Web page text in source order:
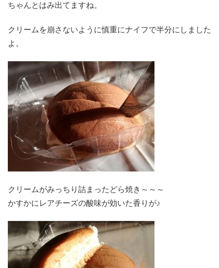
ちゃんとはみ出てますね。
クリームを崩さないように慎重にナイフで半分にしました
よ。
クリームがみっちり詰まったどら焼き～～～
かすかにレアチーズの酸味が効いた香りが♪